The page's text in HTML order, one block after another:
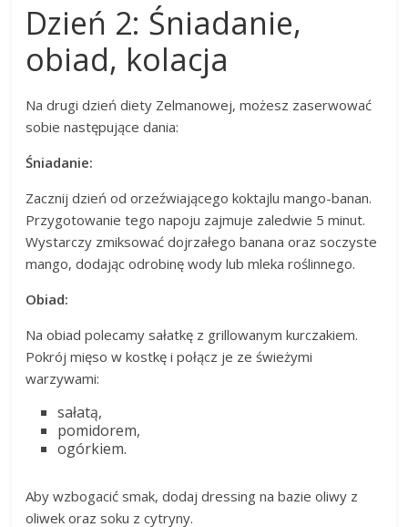
Dzień 2: Śniadanie,
obiad, kolacja
Na drugi dzień diety Zelmanowej, możesz zaserwować
sobie następujące dania:
Śniadanie:
Zacznij dzień od orzeźwiającego koktajlu mango-banan.
Przygotowanie tego napoju zajmuje zaledwie 5 minut.
Wystarczy zmiksować dojrzałego banana oraz soczyste
mango, dodając odrobinę wody lub mleka roślinnego.
Obiad:
Na obiad polecamy sałatkę z grillowanym kurczakiem.
Pokrój mięso w kostkę i połącz je ze świeżymi
warzywami:
sałatą,
pomidorem,
ogórkiem.
Aby wzbogacić smak, dodaj dressing na bazie oliwy z
oliwek oraz soku z cytryny.